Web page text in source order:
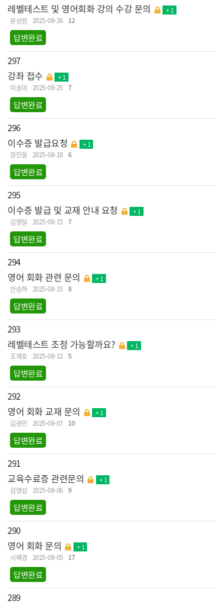
레벨테스트 및 영어회화 강의 수강 문의 + 1
윤상원 2025-08-26 12
답변완료
297
강좌 접수 + 1
이송미 2025-08-25 7
답변완료
296
이수증 발급요청 + 1
정민웅 2025-08-18 6
답변완료
295
이수증 발급 및 교재 안내 요청 + 1
김영일 2025-08-15 7
답변완료
294
영어 회화 관련 문의 + 1
안승하 2025-08-15 8
답변완료
293
레벨테스트 조정 가능할까요? + 1
조재호 2025-08-12 5
답변완료
292
영어 회화 교재 문의 + 1
김광민 2025-08-07 10
답변완료
291
교육수료증 관련문의 + 1
김영섭 2025-08-06 9
답변완료
290
영어 회화 문의 + 1
서혜경 2025-08-05 17
답변완료
289